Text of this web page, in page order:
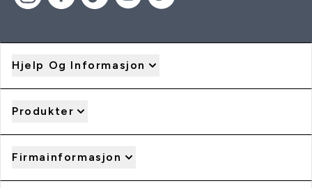
Hjelp Og Informasjon
Produkter
Firmainformasjon